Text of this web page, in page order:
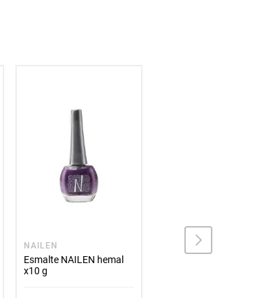
NAILEN
Esmalte NAILEN hemal
x10 g
NAILEN